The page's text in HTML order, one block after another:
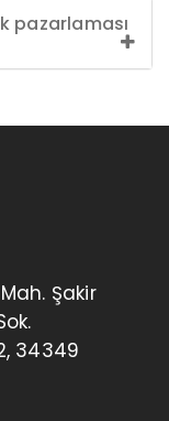
pazarlaması
Şakir
34349